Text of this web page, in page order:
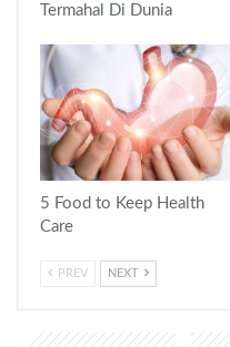
Termahal Di Dunia
5 Food to Keep Health
Care
PREV NEXT